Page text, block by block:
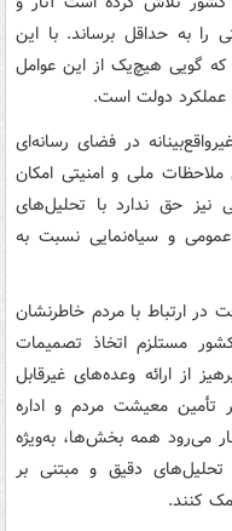
به حداقل برساند. با این
گویی هیچ‌یک از این عوامل
عملکرد دولت است.
در فضای رسانه‌ای
ملی و امنیتی امکان
نیز حق ندارد با تحلیل‌های
و سیاه‌نمایی نسبت به
در ارتباط با مردم خاطرنشان
مستلزم اتخاذ تصمیمات
از ارائه وعده‌های غیرقابل
معیشت مردم و اداره
می‌رود همه بخش‌ها، به‌ویژه
تحلیل‌های دقیق و مبتنی بر
کنند.